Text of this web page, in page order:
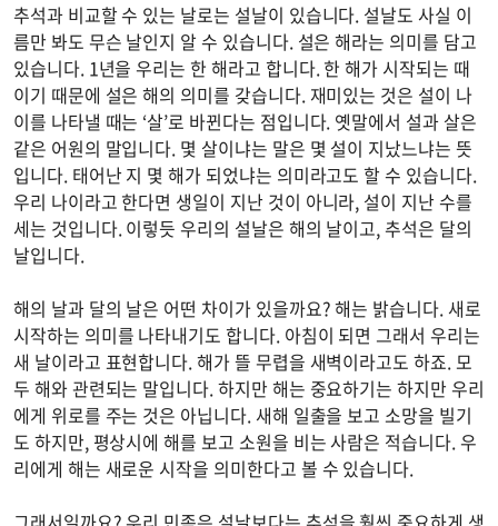
추석과 비교할 수 있는 날로는 설날이 있습니다. 설날도 사실 이
름만 봐도 무슨 날인지 알 수 있습니다. 설은 해라는 의미를 담고
있습니다. 1년을 우리는 한 해라고 합니다. 한 해가 시작되는 때
이기 때문에 설은 해의 의미를 갖습니다. 재미있는 것은 설이 나
이를 나타낼 때는 ‘살’로 바뀐다는 점입니다. 옛말에서 설과 살은
같은 어원의 말입니다. 몇 살이냐는 말은 몇 설이 지났느냐는 뜻
입니다. 태어난 지 몇 해가 되었냐는 의미라고도 할 수 있습니다.
우리 나이라고 한다면 생일이 지난 것이 아니라, 설이 지난 수를
세는 것입니다. 이렇듯 우리의 설날은 해의 날이고, 추석은 달의
날입니다.
해의 날과 달의 날은 어떤 차이가 있을까요? 해는 밝습니다. 새로
시작하는 의미를 나타내기도 합니다. 아침이 되면 그래서 우리는
새 날이라고 표현합니다. 해가 뜰 무렵을 새벽이라고도 하죠. 모
두 해와 관련되는 말입니다. 하지만 해는 중요하기는 하지만 우리
에게 위로를 주는 것은 아닙니다. 새해 일출을 보고 소망을 빌기
도 하지만, 평상시에 해를 보고 소원을 비는 사람은 적습니다. 우
리에게 해는 새로운 시작을 의미한다고 볼 수 있습니다.